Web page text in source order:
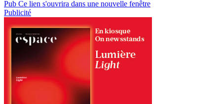
Pub Ce lien s'ouvrira dans une nouvelle fenêtre
Publicité